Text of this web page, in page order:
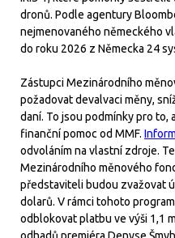
dronů. Podle agentury
nejmenovaného německého
do roku 2026 z Německa 24
Zástupci Mezinárodního
požadovat devalvaci měny,
daní. To jsou podmínky pro to,
finanční pomoc od MMF.
odvoláním na vlastní zdroje.
Mezinárodního měnového
představiteli budou zvažovat
dolarů. V rámci tohoto
odblokovat platbu ve výši 1,1